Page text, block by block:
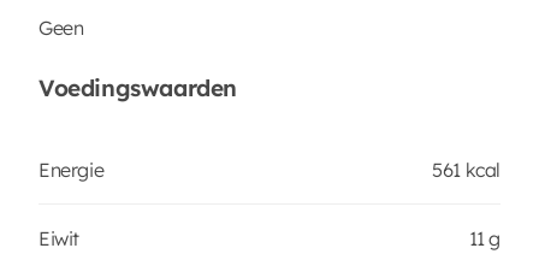
Geen
Voedingswaarden
Energie 561 kcal
Eiwit 11 g